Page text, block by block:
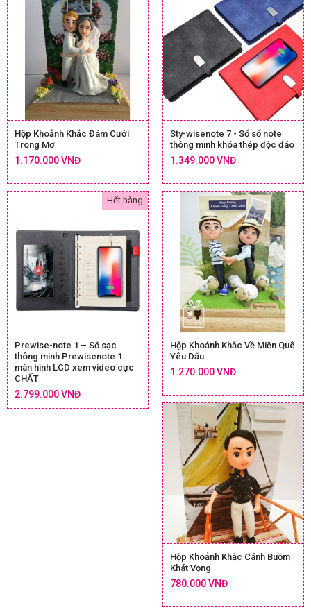
Hộp Khoảnh Khắc Đám Cưới
Trong Mơ
1.170.000 VNĐ
Sty-wisenote 7 - Sổ sổ note
thông minh khóa thép độc đáo
1.349.000 VNĐ
Hết hàng
Prewise-note 1 – Sổ sạc
thông minh Prewisenote 1
màn hình LCD xem video cực
CHẤT
2.799.000 VNĐ
Hộp Khoảnh Khắc Về Miền Quê
Yêu Dấu
1.270.000 VNĐ
Hộp Khoảnh Khắc Cánh Buồm
Khát Vọng
780.000 VNĐ